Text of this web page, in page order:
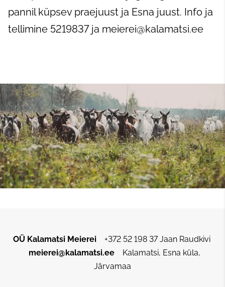
pannil küpsev praejuust ja Esna juust. Info ja
tellimine 5219837 ja meierei@kalamatsi.ee
OÜ Kalamatsi Meierei +372 52 198 37 Jaan Raudkivi
meierei@kalamatsi.ee
Kalamatsi, Esna küla,
Järvamaa